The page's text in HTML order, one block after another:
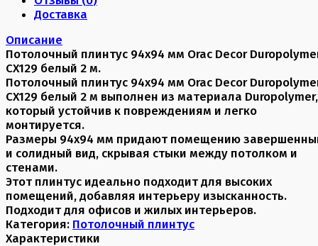
Доставка
Описание
Потолочный плинтус 94х94 мм Orac Decor
CX129 белый 2 м.
Потолочный плинтус 94х94 мм Orac Decor
CX129 белый 2 м выполнен из материала Duropolymer,
который устойчив к повреждениям и легко
монтируется.
Размеры 94x94 мм придают помещению
и солидный вид, скрывая стыки между потолком и
стенами.
Этот плинтус идеально подходит для высоких
помещений, добавляя интерьеру изысканность.
Подходит для офисов и жилых интерьеров.
Категория: Потолочный плинтус
Характеристики